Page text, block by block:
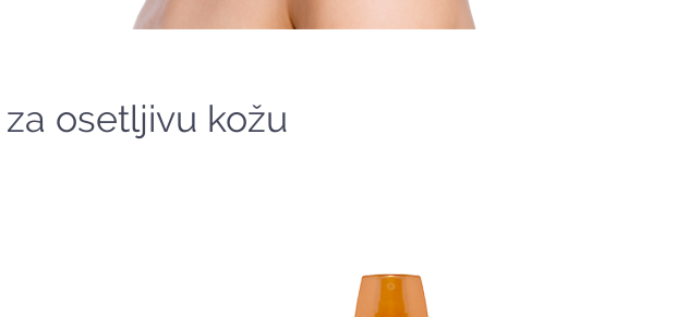
osetljivu kožu